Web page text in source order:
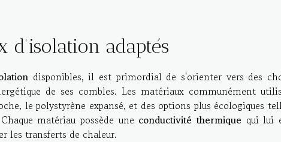
d'isolation adaptés
disponibles, il est primordial de s'orienter vers des
de ses combles. Les matériaux communément
le polystyrène expansé, et des options plus écologiques
matériau possède une conductivité thermique qui lui
les transferts de chaleur.